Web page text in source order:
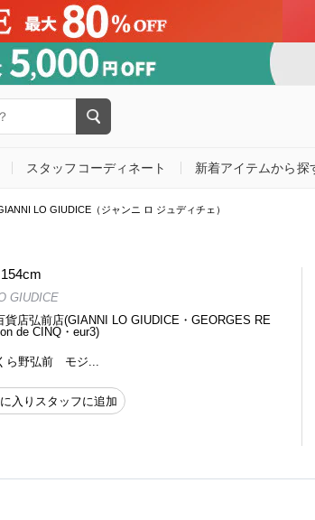
スタッフコーディネート 新着アイテムから探
LO GIUDICE（ジャンニ ロ ジュディチェ）
154cm
GIUDICE
貨店弘前店(GIANNI LO GIUDICE・GEORGES RE
de CINQ・eur3)
ら野弘前 モジ...
入りスタッフに追加